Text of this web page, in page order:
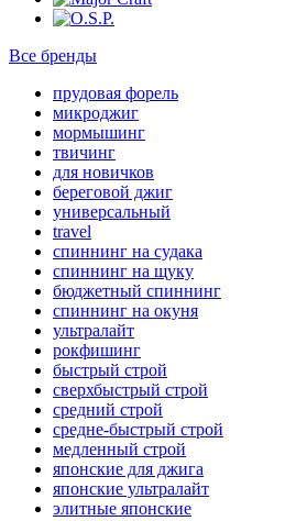
Все бренды
прудовая форель
микроджиг
мормышинг
твичинг
для новичков
береговой джиг
универсальный
travel
спиннинг на судака
спиннинг на щуку
бюджетный спиннинг
спиннинг на окуня
ультралайт
рокфишинг
быстрый строй
сверхбыстрый строй
средний строй
средне-быстрый строй
медленный строй
японские для джига
японские ультралайт
элитные японские